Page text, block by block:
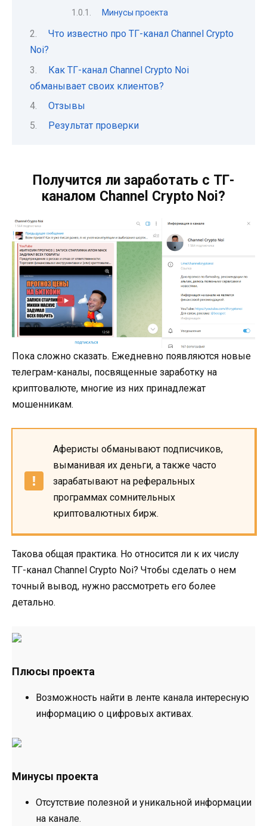
Минусы проекта
Что известно про ТГ-канал Channel Crypto
Noi?
Как ТГ-канал Channel Crypto Noi
обманывает своих клиентов?
Отзывы
Результат проверки
Получится ли заработать с ТГ-
каналом Channel Crypto Noi?
Пока сложно сказать. Ежедневно появляются новые
телеграм-каналы, посвященные заработку на
криптовалюте, многие из них принадлежат
мошенникам.
Аферисты обманывают подписчиков,
выманивая их деньги, а также часто
зарабатывают на реферальных
программах сомнительных
криптовалютных бирж.
Такова общая практика. Но относится ли к их числу
ТГ-канал Channel Crypto Noi? Чтобы сделать о нем
точный вывод, нужно рассмотреть его более
детально.
Плюсы проекта
Возможность найти в ленте канала интересную
информацию о цифровых активах.
Минусы проекта
Отсутствие полезной и уникальной информации
на канале.